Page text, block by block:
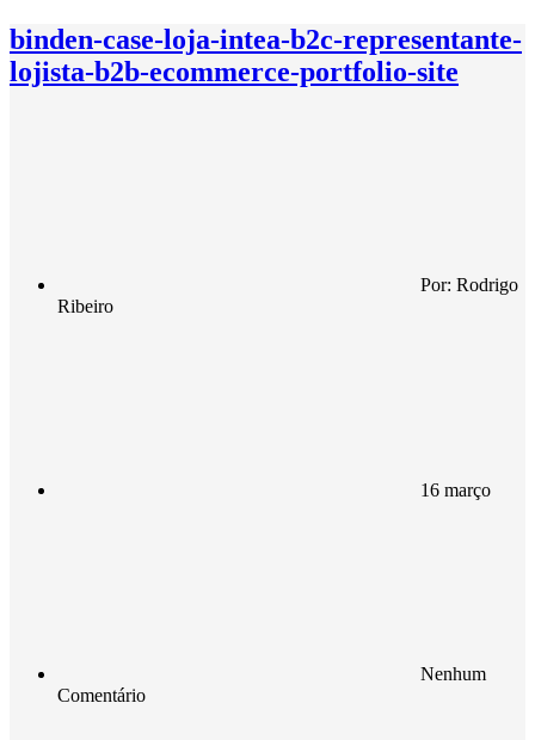
binden-case-loja-intea-b2c-representante-
lojista-b2b-ecommerce-portfolio-site
Por: Rodrigo
Ribeiro
16 março
Nenhum
Comentário